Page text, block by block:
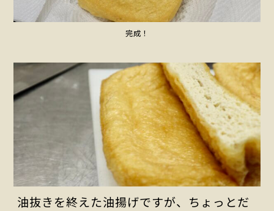
完成！
油抜きを終えた油揚げですが、ちょっとだ